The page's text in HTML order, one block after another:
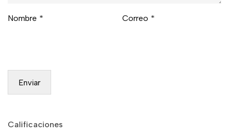
Nombre * Correo *
Calificaciones